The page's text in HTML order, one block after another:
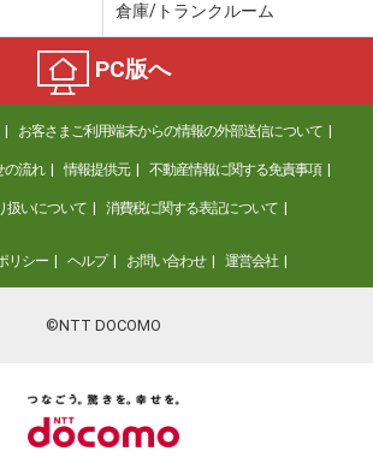
倉庫/トランクルーム
PC版へ
お客さまご利用端末からの情報の外部送信について
の流れ 情報提供元 不動産情報に関する免責事項
扱いについて 消費税に関する表記について
リシー ヘルプ お問い合わせ 運営会社
©NTT DOCOMO